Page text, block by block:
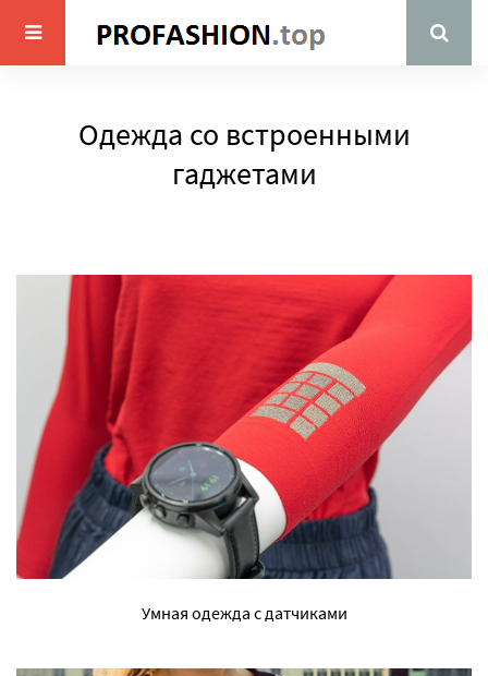
Одежда со встроенными
гаджетами
Умная одежда с датчиками